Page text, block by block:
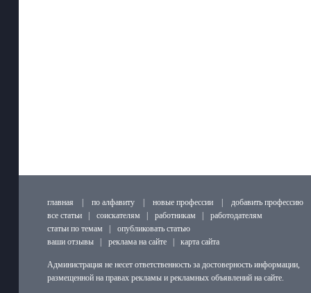
главная по алфавиту новые профессии
добавить профессию
все статьи
соискателям работникам
работодателям
статьи по темам
опубликовать статью
ваши отзывы
реклама на сайте карта сайта
Администрация не несет ответственность за достоверность информации,
размещенной на правах рекламы и рекламных объявлений на сайте.